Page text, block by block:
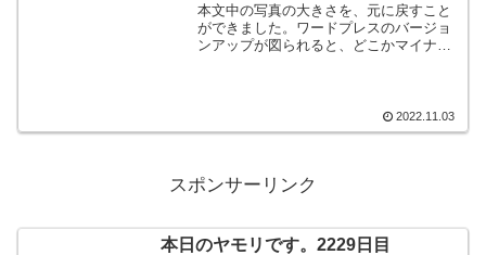
本文中の写真の大きさを、元に戻すこと
ができました。ワードプレスのバージョ
ンアップが図られると、どこかマイナー
2022.11.03
スポンサーリンク
本日のヤモリです。2229日目